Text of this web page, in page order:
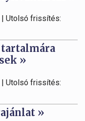
| Utolsó frissítés:
tartalmára
»
| Utolsó frissítés:
»